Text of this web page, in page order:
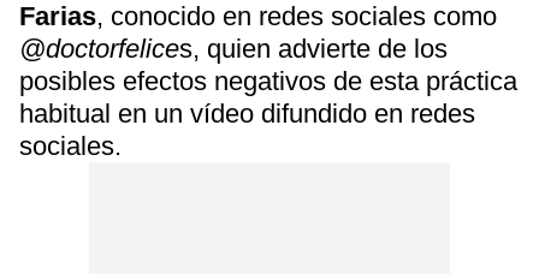
Farias, conocido en redes sociales como
@doctorfelices, quien advierte de los
posibles efectos negativos de esta práctica
habitual en un vídeo difundido en redes
sociales.